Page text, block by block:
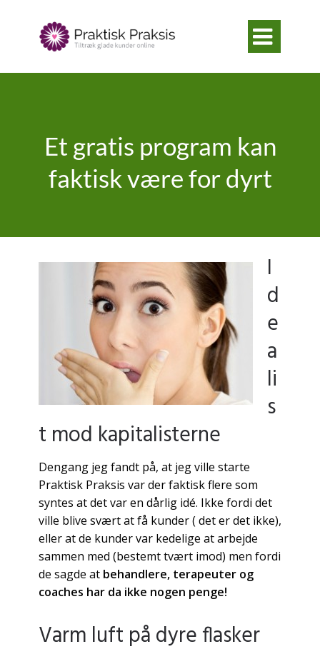

Et gratis program kan
faktisk være for dyrt
I
d
e
a
li
s
t mod kapitalisterne
Dengang jeg fandt på, at jeg ville starte
Praktisk Praksis var der faktisk flere som
syntes at det var en dårlig idé. Ikke fordi det
ville blive svært at få kunder ( det er det ikke),
eller at de kunder var kedelige at arbejde
sammen med (bestemt tvært imod) men fordi
de sagde at behandlere, terapeuter og
coaches har da ikke nogen penge!
Varm luft på dyre flasker